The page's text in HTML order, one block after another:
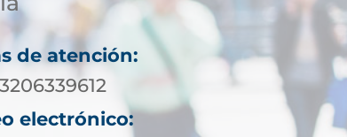
de atención:
electrónico: